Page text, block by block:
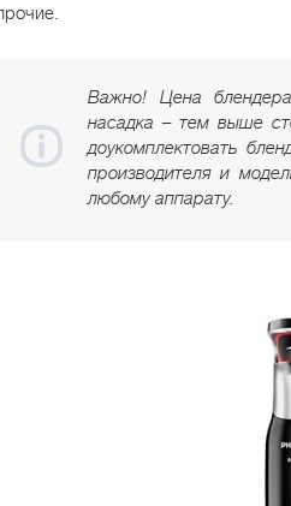
Важно! Цена
насадка – тем выше
доукомплектовать
производителя и
любому аппарату.